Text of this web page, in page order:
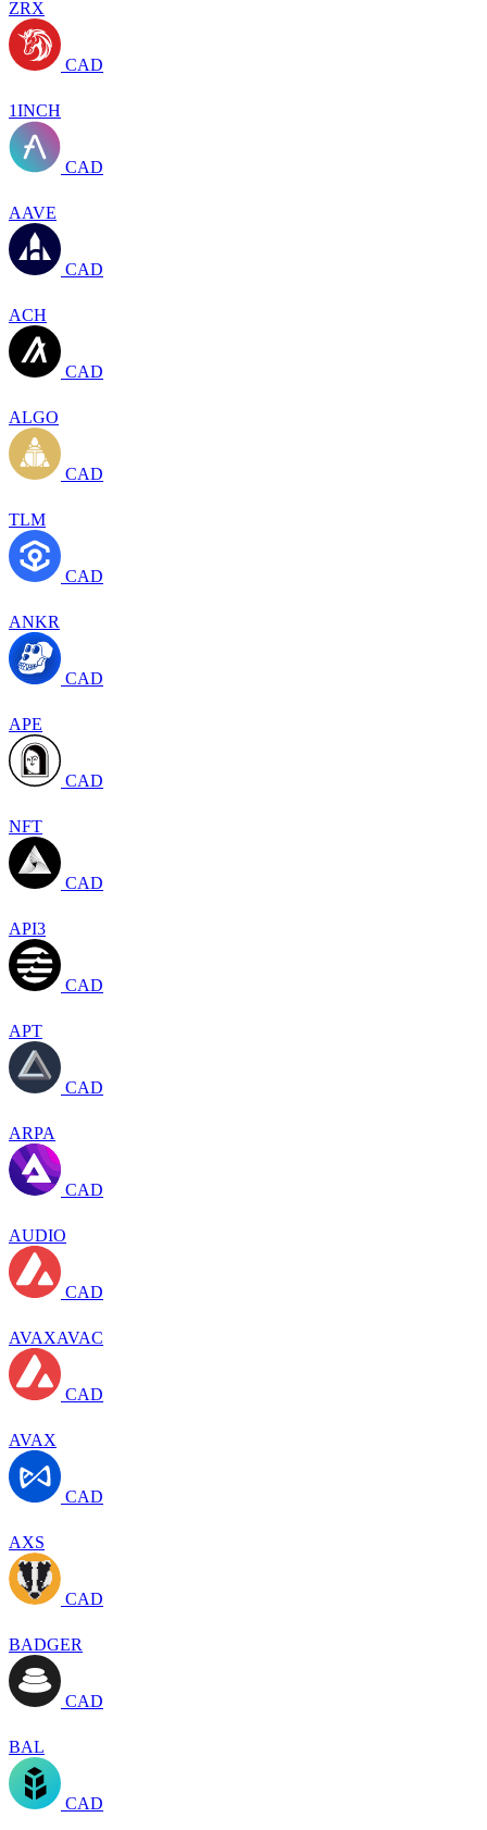
ZRX
CAD
1INCH
CAD
AAVE
CAD
ACH
CAD
ALGO
CAD
TLM
CAD
ANKR
CAD
APE
CAD
NFT
CAD
API3
CAD
APT
CAD
ARPA
CAD
AUDIO
CAD
AVAXAVAC
CAD
AVAX
CAD
AXS
CAD
BADGER
CAD
BAL
CAD